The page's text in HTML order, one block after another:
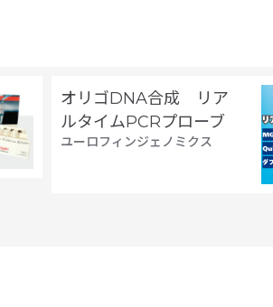
オリゴDNA合成 リア
ルタイムPCRプローブ
ユーロフィンジェノミクス